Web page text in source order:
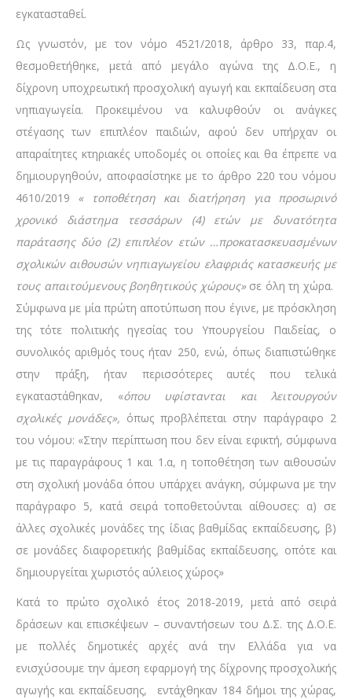
εγκατασταθεί.
Ως γνωστόν, με τον νόμο 4521/2018, άρθρο 33, παρ.4,
θεσμοθετήθηκε, μετά από μεγάλο αγώνα της Δ.Ο.Ε., η
δίχρονη υποχρεωτική προσχολική αγωγή και εκπαίδευση στα
νηπιαγωγεία. Προκειμένου να καλυφθούν οι ανάγκες
στέγασης των επιπλέον παιδιών, αφού δεν υπήρχαν οι
απαραίτητες κτηριακές υποδομές οι οποίες και θα έπρεπε να
δημιουργηθούν, αποφασίστηκε με το άρθρο 220 του νόμου
4610/2019 « τοποθέτηση και διατήρηση για προσωρινό
χρονικό διάστημα τεσσάρων (4) ετών με δυνατότητα
παράτασης δύο (2) επιπλέον ετών …προκατασκευασμένων
σχολικών αιθουσών νηπιαγωγείου ελαφριάς κατασκευής με
τους απαιτούμενους βοηθητικούς χώρους»σε όλη τη χώρα.
Σύμφωνα με μία πρώτη αποτύπωση που έγινε, με πρόσκληση
της τότε πολιτικής ηγεσίας του Υπουργείου Παιδείας, ο
συνολικός αριθμός τους ήταν 250, ενώ, όπως διαπιστώθηκε
στην πράξη, ήταν περισσότερες αυτές που τελικά
εγκαταστάθηκαν, «όπου υφίστανται και λειτουργούν
σχολικές μονάδες», όπως προβλέπεται στην παράγραφο 2
του νόμου: «Στην περίπτωση που δεν είναι εφικτή, σύμφωνα
με τις παραγράφους 1 και 1.α, η τοποθέτηση των αιθουσών
στη σχολική μονάδα όπου υπάρχει ανάγκη, σύμφωνα με την
παράγραφο 5, κατά σειρά τοποθετούνται αίθουσες: α) σε
άλλες σχολικές μονάδες της ίδιας βαθμίδας εκπαίδευσης, β)
σε μονάδες διαφορετικής βαθμίδας εκπαίδευσης, οπότε και
δημιουργείται χωριστός αύλειος χώρος»
Κατά το πρώτο σχολικό έτος 2018-2019, μετά από σειρά
δράσεων και επισκέψεων – συναντήσεων του Δ.Σ. της Δ.Ο.Ε.
με πολλές δημοτικές αρχές ανά την Ελλάδα για να
ενισχύσουμε την άμεση εφαρμογή της δίχρονης προσχολικής
αγωγής και εκπαίδευσης, εντάχθηκαν 184 δήμοι της χώρας,